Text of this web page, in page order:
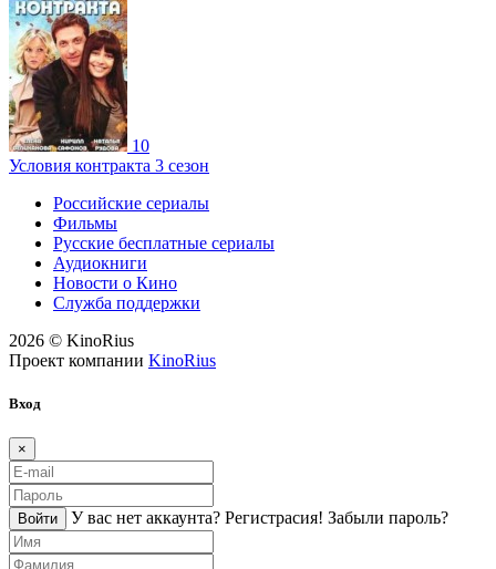
10
Условия контракта 3 сезон
Российские сериалы
Фильмы
Русские бесплатные сериалы
Аудиокниги
Новости о Кино
Служба поддержки
2026 © KinoRius
Проект компании KinoRius
Вход
×
Войти У вас нет аккаунта? Регистраcия! Забыли пароль?